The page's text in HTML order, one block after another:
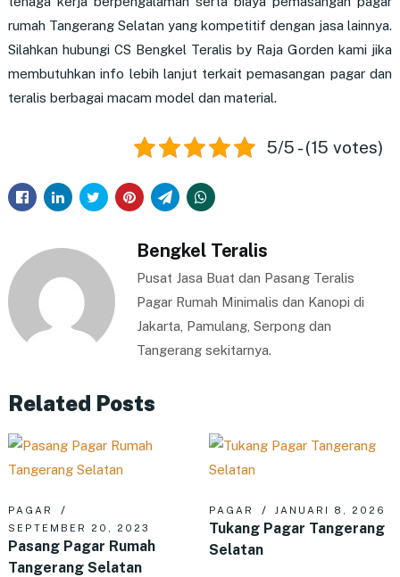
rumah Tangerang Selatan yang kompetitif dengan jasa lainnya.
Silahkan hubungi CS Bengkel Teralis by Raja Gorden kami jika
membutuhkan info lebih lanjut terkait pemasangan pagar dan
teralis berbagai macam model dan material.
5/5 - (15 votes)
Bengkel Teralis
Pusat Jasa Buat dan Pasang Teralis
Pagar Rumah Minimalis dan Kanopi di
Jakarta, Pamulang, Serpong dan
Tangerang sekitarnya.
Related Posts
PAGAR
SEPTEMBER 20, 2023
Pasang Pagar Rumah
Tangerang Selatan
PAGAR JANUARI 8, 2026
Tukang Pagar Tangerang
Selatan